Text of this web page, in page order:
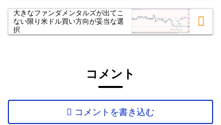
大きなファンダメンタルズが出てこ
ない限り米ドル買い方向が妥当な選
択
コメント
コメントを書き込む